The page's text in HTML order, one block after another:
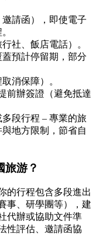
請函），即使電子
社、飯店電話）。
預計停留期，部分
消保障）。
前辦簽證（避免抵達
段行程 – 專業的旅
地方限制，節省自
旅游？
的行程包含多段進出
事、研學團等），建
代辦或協助文件準
性評估、邀請函協